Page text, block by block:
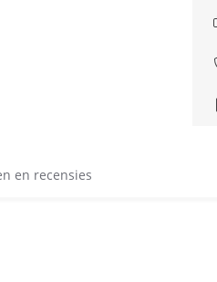
en recensies